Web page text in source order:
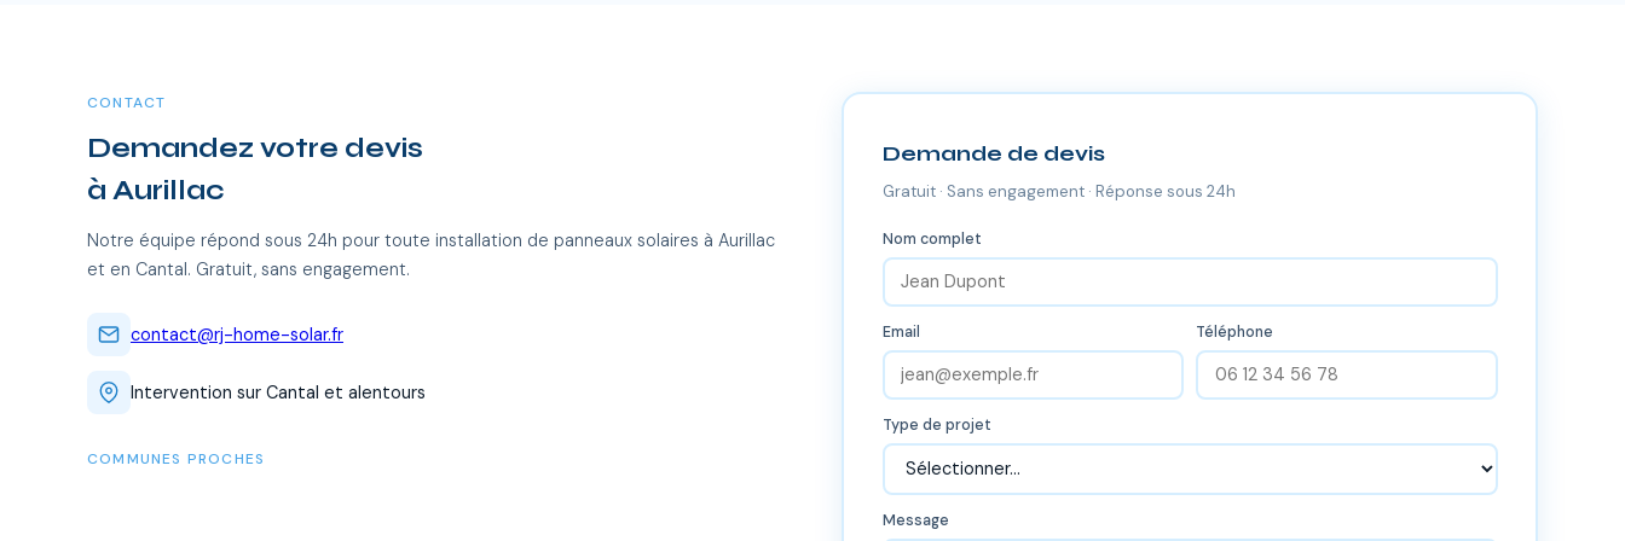
CONTACT
Demandez votre devis
à Aurillac
Notre équipe répond sous 24h pour toute installation de panneaux solaires à Aurillac
et en Cantal. Gratuit, sans engagement.
contact@rj-home-solar.fr
Intervention sur Cantal et alentours
COMMUNES PROCHES
Demande de devis
Gratuit · Sans engagement · Réponse sous 24h
Nom complet
Email Téléphone
Type de projet
Message